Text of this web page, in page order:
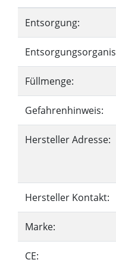
Entsorgung:
Füllmenge:
Gefahrenhinweis:
Hersteller Adresse:
Hersteller Kontakt:
Marke:
CE: